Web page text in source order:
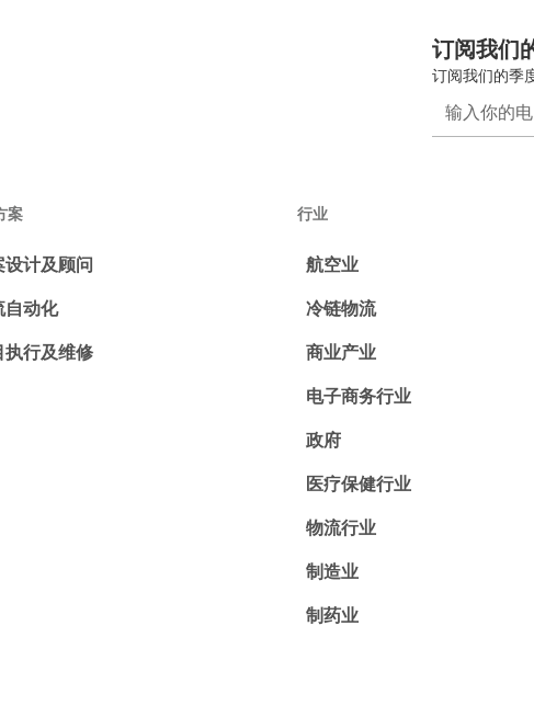
订阅我们
订阅我们的季
案
设计及顾问
自动化
执行及维修
行业
航空业
冷链物流
商业产业
电子商务行业
政府
医疗保健行业
物流行业
制造业
制药业